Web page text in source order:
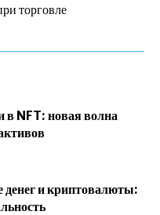
торговле
в NFT: новая волна
и криптовалюты: